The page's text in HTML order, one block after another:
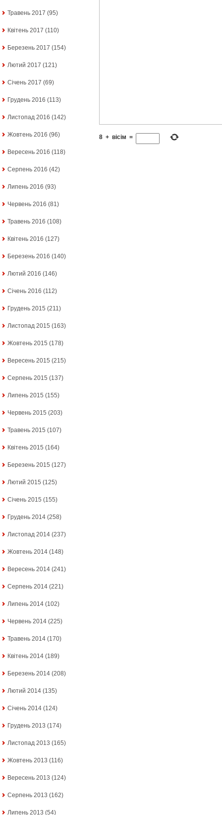
Травень 2017 (95)
Квітень 2017 (110)
Березень 2017 (154)
Лютий 2017 (121)
Січень 2017 (69)
Грудень 2016 (113)
Листопад 2016 (142)
Жовтень 2016 (96)
Вересень 2016 (118)
Серпень 2016 (42)
Липень 2016 (93)
Червень 2016 (81)
Травень 2016 (108)
Квітень 2016 (127)
Березень 2016 (140)
Лютий 2016 (146)
Січень 2016 (112)
Грудень 2015 (211)
Листопад 2015 (163)
Жовтень 2015 (178)
Вересень 2015 (215)
Серпень 2015 (137)
Липень 2015 (155)
Червень 2015 (203)
Травень 2015 (107)
Квітень 2015 (164)
Березень 2015 (127)
Лютий 2015 (125)
Січень 2015 (155)
Грудень 2014 (258)
Листопад 2014 (237)
Жовтень 2014 (148)
Вересень 2014 (241)
Серпень 2014 (221)
Липень 2014 (102)
Червень 2014 (225)
Травень 2014 (170)
Квітень 2014 (189)
Березень 2014 (208)
Лютий 2014 (135)
Січень 2014 (124)
Грудень 2013 (174)
Листопад 2013 (165)
Жовтень 2013 (116)
Вересень 2013 (124)
Серпень 2013 (162)
Липень 2013 (54)
8 + вісім =